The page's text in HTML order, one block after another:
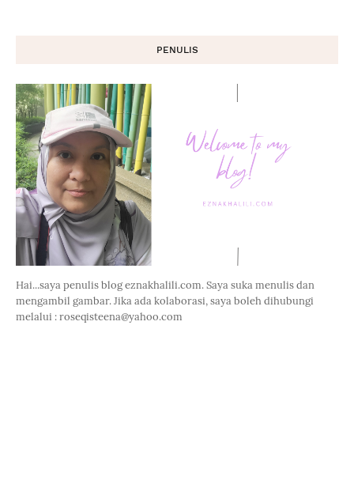
PENULIS
Hai...saya penulis blog eznakhalili.com. Saya suka menulis dan
mengambil gambar. Jika ada kolaborasi, saya boleh dihubungi
melalui : roseqisteena@yahoo.com